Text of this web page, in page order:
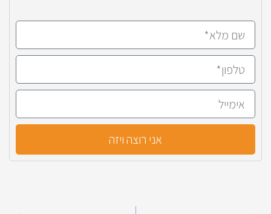
אני רוצה ויזה